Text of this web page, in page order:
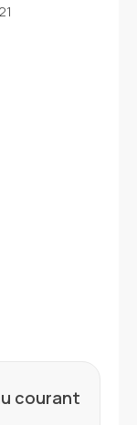
courant